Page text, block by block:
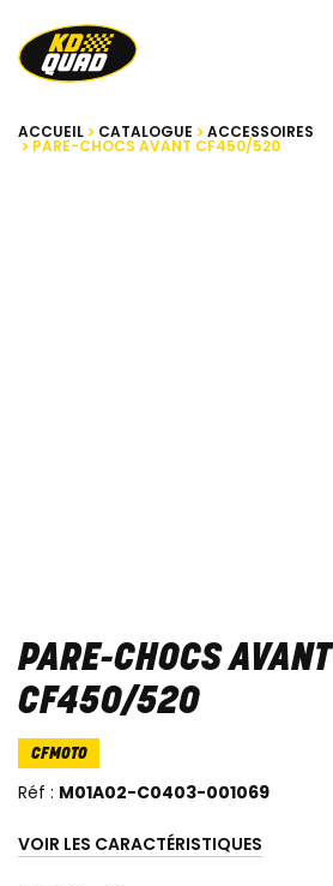
ACCUEIL CATALOGUE ACCESSOIRES
PARE-CHOCS AVANT CF450/520
PARE-CHOCS AVANT
CF450/520
CFMOTO
Réf : M01A02-C0403-001069
VOIR LES CARACTÉRISTIQUES